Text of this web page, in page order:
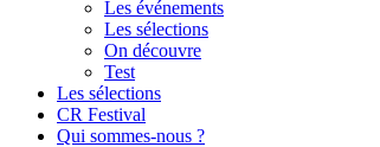
Les événements
Les sélections
On découvre
Test
Les sélections
CR Festival
Qui sommes-nous ?